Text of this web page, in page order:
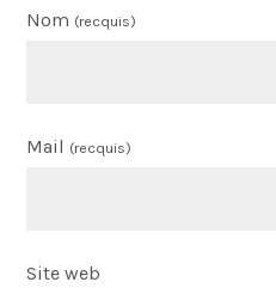
Nom (recquis)
Mail (recquis)
Site web